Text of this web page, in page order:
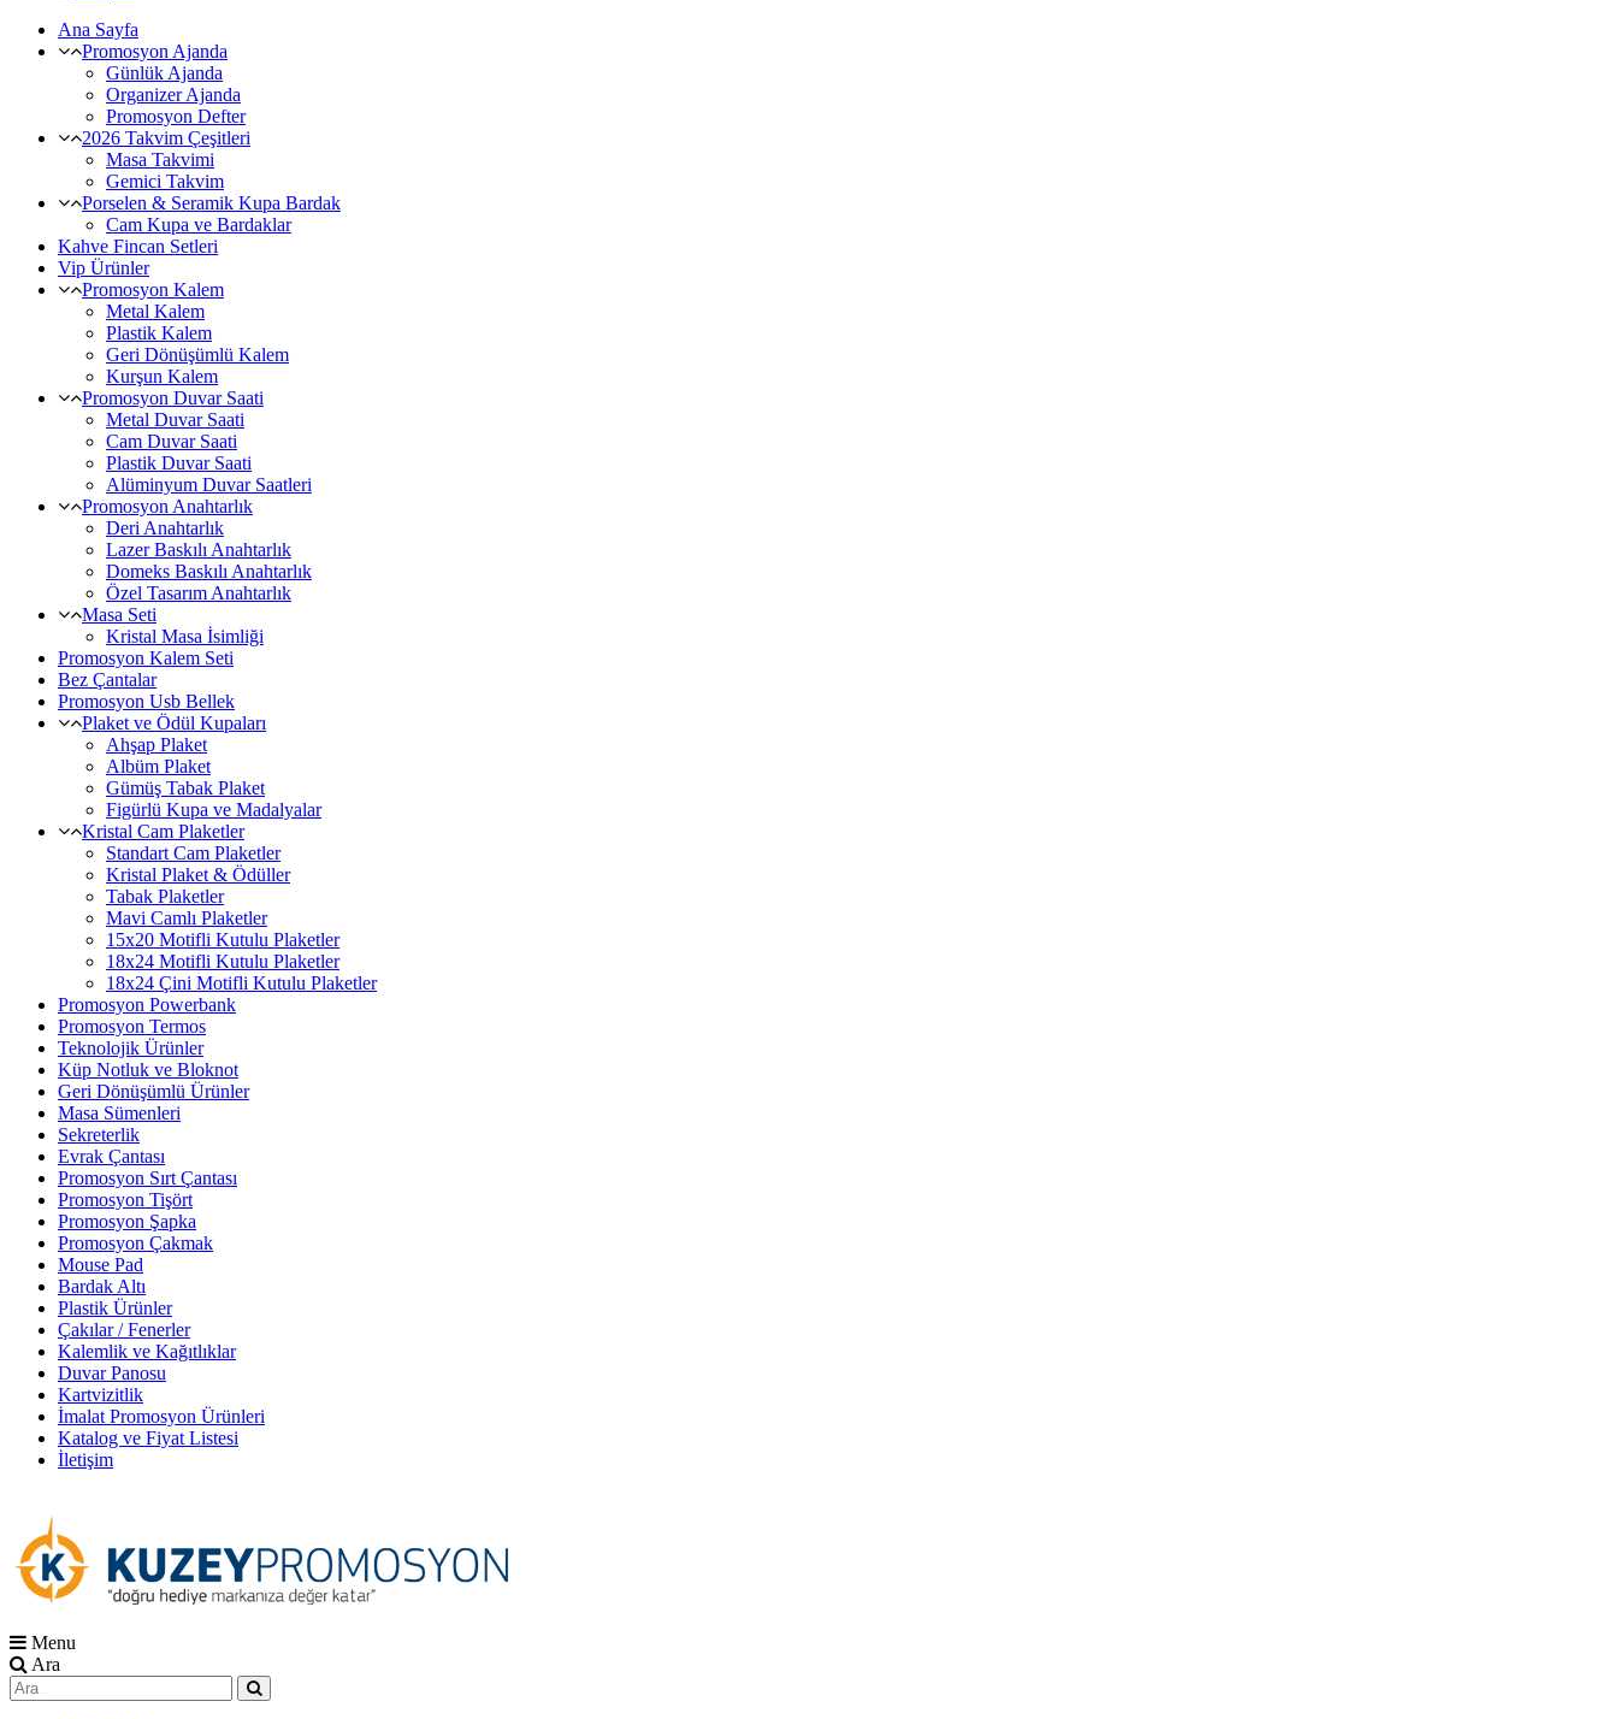
Ana Sayfa
Promosyon Ajanda
Günlük Ajanda
Organizer Ajanda
Promosyon Defter
2026 Takvim Çeşitleri
Masa Takvimi
Gemici Takvim
Porselen & Seramik Kupa Bardak
Cam Kupa ve Bardaklar
Kahve Fincan Setleri
Vip Ürünler
Promosyon Kalem
Metal Kalem
Plastik Kalem
Geri Dönüşümlü Kalem
Kurşun Kalem
Promosyon Duvar Saati
Metal Duvar Saati
Cam Duvar Saati
Plastik Duvar Saati
Alüminyum Duvar Saatleri
Promosyon Anahtarlık
Deri Anahtarlık
Lazer Baskılı Anahtarlık
Domeks Baskılı Anahtarlık
Özel Tasarım Anahtarlık
Masa Seti
Kristal Masa İsimliği
Promosyon Kalem Seti
Bez Çantalar
Promosyon Usb Bellek
Plaket ve Ödül Kupaları
Ahşap Plaket
Albüm Plaket
Gümüş Tabak Plaket
Figürlü Kupa ve Madalyalar
Kristal Cam Plaketler
Standart Cam Plaketler
Kristal Plaket & Ödüller
Tabak Plaketler
Mavi Camlı Plaketler
15x20 Motifli Kutulu Plaketler
18x24 Motifli Kutulu Plaketler
18x24 Çini Motifli Kutulu Plaketler
Promosyon Powerbank
Promosyon Termos
Teknolojik Ürünler
Küp Notluk ve Bloknot
Geri Dönüşümlü Ürünler
Masa Sümenleri
Sekreterlik
Evrak Çantası
Promosyon Sırt Çantası
Promosyon Tişört
Promosyon Şapka
Promosyon Çakmak
Mouse Pad
Bardak Altı
Plastik Ürünler
Çakılar / Fenerler
Kalemlik ve Kağıtlıklar
Duvar Panosu
Kartvizitlik
İmalat Promosyon Ürünleri
Katalog ve Fiyat Listesi
İletişim
Menu
Ara